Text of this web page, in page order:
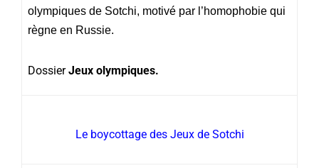
olympiques de Sotchi, motivé par l’homophobie qui
règne en Russie.
DossierJeux olympiques.
Le boycottage des Jeux de Sotchi